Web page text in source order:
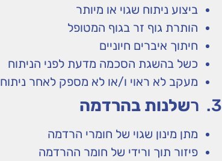
ביצוע ניתוח שגוי או מיותר
הותרת גוף זר בגוף המטופל
חיתוך איברים חיוניים
כשל בהשגת הסכמה מדעת לפני הניתוח
מעקב לא ראוי ו/או לא מספק לאחר ניתוח
3. ר שלנות בהרדמה
מתן מינון שגוי של חומרי הרדמה
פיזור תוך ורידי של חומר ההרדמה